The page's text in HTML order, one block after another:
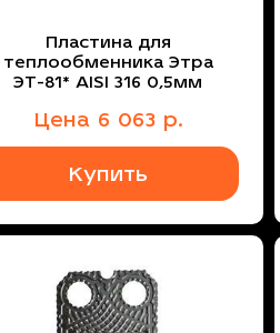
Пластина для
теплообменника Этра
ЭТ-81* AISI 316 0,5мм
Цена 6 063р.
Купить